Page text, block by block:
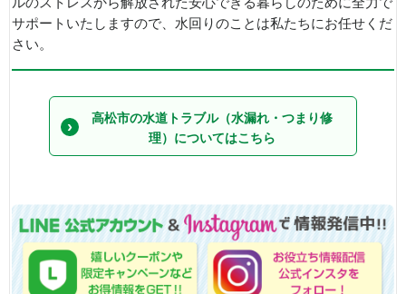
サポートいたしますので、水回りのことは私たちにお任せくだ
さい。
高松市の水道トラブル（水漏れ・つまり修
理）についてはこちら